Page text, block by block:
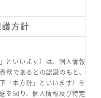
方針
といいます）は、個人情報
務であるとの認識のもと、
「本方針」といいます）を
を図り、個人情報及び特定